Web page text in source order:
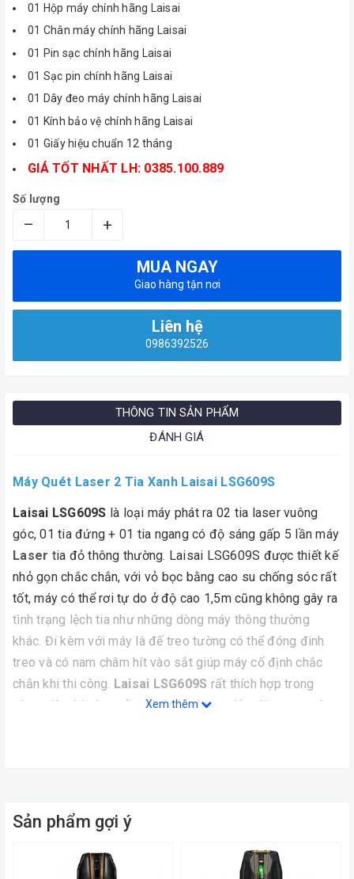
01 Hộp máy chính hãng Laisai
01 Chân máy chính hãng Laisai
01 Pin sạc chính hãng Laisai
01 Sạc pin chính hãng Laisai
01 Dây đeo máy chính hãng Laisai
01 Kính bảo vệ chính hãng Laisai
01 Giấy hiệu chuẩn 12 tháng
GIÁ TỐT NHẤT LH: 0385.100.889
Số lượng
– +
MUA NGAY
Giao hàng tận nơi
Liên hệ
0986392526
THÔNG TIN SẢN PHẨM
ĐÁNH GIÁ
Máy Quét Laser 2 Tia Xanh Laisai LSG609S
Laisai LSG609S là loại máy phát ra 02 tia laser vuông
góc, 01 tia đứng + 01 tia ngang có độ sáng gấp 5 lần máy
Laser tia đỏ thông thường. Laisai LSG609S được thiết kế
nhỏ gọn chắc chắn, với vỏ bọc bằng cao su chống sóc rất
tốt, máy có thể rơi tự do ở độ cao 1,5m cũng không gây ra
tình trạng lệch tia như những dòng máy thông thường
khác. Đi kèm với máy là đế treo tường có thể đóng đinh
treo và có nam châm hít vào sắt giúp máy cố định chắc
chắn khi thi công. Laisai LSG609S rất thích hợp trong
công việc thi công trần vách thạch cao, lắp đặt trang trí
- Cấp độ Laser: Cấp độ 3
- Độ chính xác: ± 1 mm/15m
Xem thêm
Sản phẩm gợi ý